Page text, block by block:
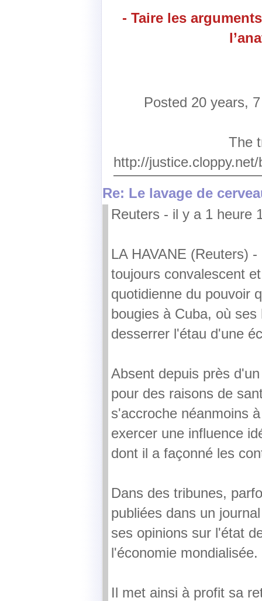
- Taire les
Posted 20 years,
The
http://
Re: Le lavage de
Reuters - il y a 1 heure
LA HAVANE (Reuters)
toujours convalescent
quotidienne du pouvoir
bougies à Cuba, où
desserrer l'étau d'une
Absent depuis près
pour des raisons de
s'accroche néanmoins
exercer une influence
dont il a façonné les
Dans des tribunes,
publiées dans un
ses opinions sur l'état
l'économie mondialisée.
Il met ainsi à profit sa